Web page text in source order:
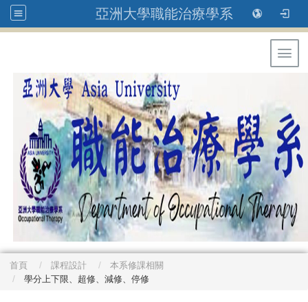
亞洲大學職能治療學系
首頁 課程設計
本系修課相關
學分上下限、超修、減修、停修